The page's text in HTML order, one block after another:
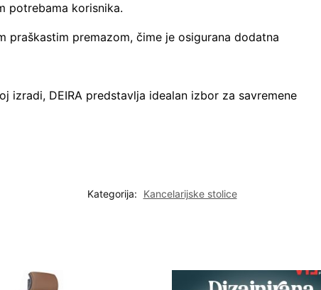
potrebama korisnika.
praškastim premazom, čime je osigurana dodatna
izradi, DEIRA predstavlja idealan izbor za savremene
Kategorija: Kancelarijske stolice